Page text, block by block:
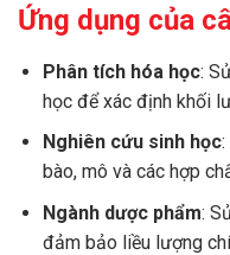
Ứng dụng của
Phân tích hóa học:
học để xác định khối
Nghiên cứu sinh học
bào, mô và các hợp
Ngành dược phẩm:
đảm bảo liều lượng